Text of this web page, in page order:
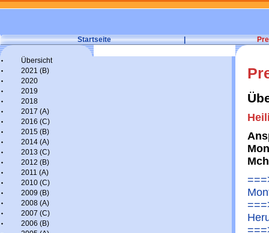
Startseite |
Übersicht
2021 (B)
2020
2019
2018
2017 (A)
2016 (C)
2015 (B)
2014 (A)
2013 (C)
2012 (B)
2011 (A)
2010 (C)
2009 (B)
2008 (A)
2007 (C)
2006 (B)